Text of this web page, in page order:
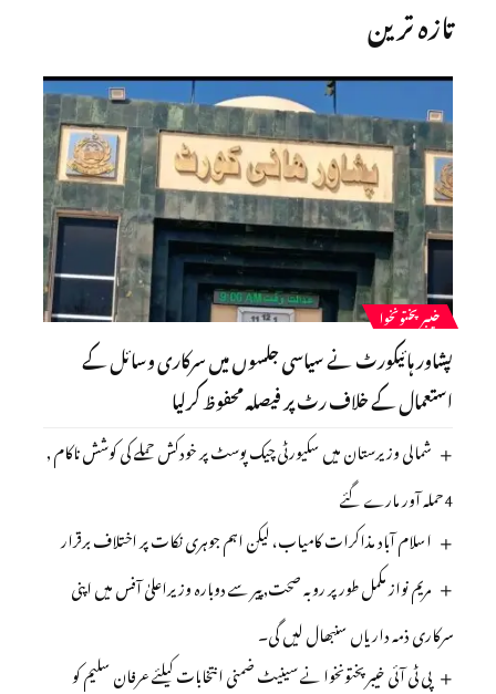
تازہ ترین
خیبرپختونخوا
پشاور ہائیکورٹ نے سیاسی جلسوں میں سرکاری وسائل کے
استعمال کے خلاف رٹ پر فیصلہ محفوظ کرلیا
شمالی وزیرستان میں سکیورٹی چیک پوسٹ پر خودکش حملے کی کوشش ناکام ,
4حملہ آور مارے گئے
اسلام آباد مذاکرات کامیاب، لیکن اہم جوہری نکات پر اختلاف برقرار
مریم نواز مکمل طور پر روبہ صحت, پیر سے دوبارہ وزیراعلیٰ آفس میں اپنی
سرکاری ذمہ داریاں سنبھال لیں گی۔
پی ٹی آئی خیبرپختونخوا نے سینیٹ ضمنی انتخابات کیلئے عرفان سلیم کو